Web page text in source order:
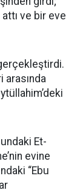
attı ve bir eve
arasında
Et-
evine
“Ebu